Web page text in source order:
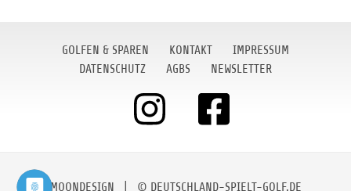
GOLFEN & SPAREN KONTAKT
IMPRESSUM
DATENSCHUTZ
AGBS NEWSLETTER
MOONDESIGN | © DEUTSCHLAND-SPIELT-GOLF.DE